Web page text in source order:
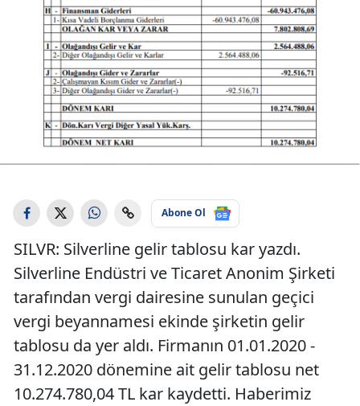
Abone Ol
SILVR: Silverline gelir tablosu kar yazdı.
Silverline Endüstri ve Ticaret Anonim Şirketi
tarafından vergi dairesine sunulan geçici
vergi beyannamesi ekinde şirketin gelir
tablosu da yer aldı. Firmanın 01.01.2020 -
31.12.2020 dönemine ait gelir tablosu net
10.274.780,04 TL kar kaydetti. Haberimiz